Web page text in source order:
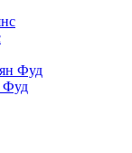
Фуд
Фуд